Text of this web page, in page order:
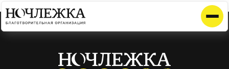
Элемент не найден!